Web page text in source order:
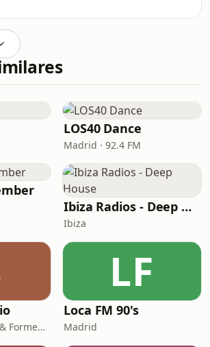
LOS40 Dance
Madrid · 92.4 FM
Ibiza Radios - Deep House
Ibiza
Ibiza · DAB+ (Ibiza & Formentera, Madrid, Barcelona)
LF
Loca FM 90's
Madrid